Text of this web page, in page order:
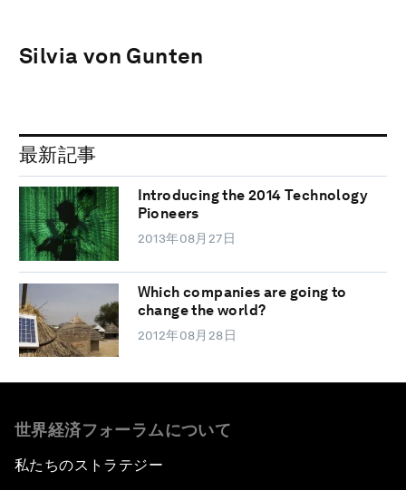
Silvia von Gunten
最新記事
Introducing the 2014 Technology
Pioneers
2013年08月27日
Which companies are going to
change the world?
2012年08月28日
世界経済フォーラムについて
私たちのストラテジー